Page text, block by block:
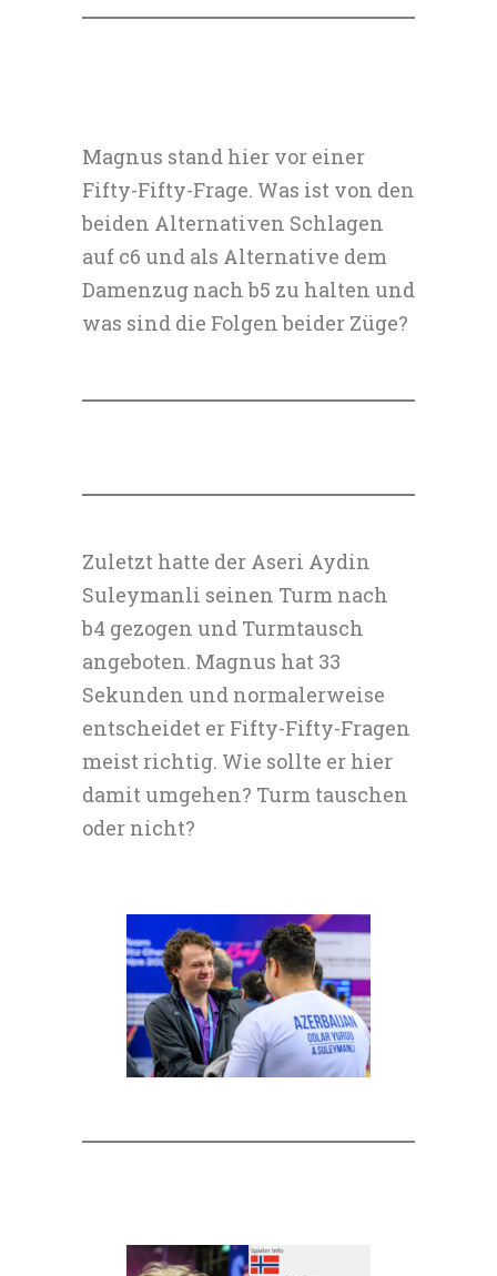
Magnus stand hier vor einer
Fifty-Fifty-Frage. Was ist von den
beiden Alternativen Schlagen
auf c6 und als Alternative dem
Damenzug nach b5 zu halten und
was sind die Folgen beider Züge?
Zuletzt hatte der Aseri Aydin
Suleymanli seinen Turm nach
b4 gezogen und Turmtausch
angeboten. Magnus hat 33
Sekunden und normalerweise
entscheidet er Fifty-Fifty-Fragen
meist richtig. Wie sollte er hier
damit umgehen? Turm tauschen
oder nicht?